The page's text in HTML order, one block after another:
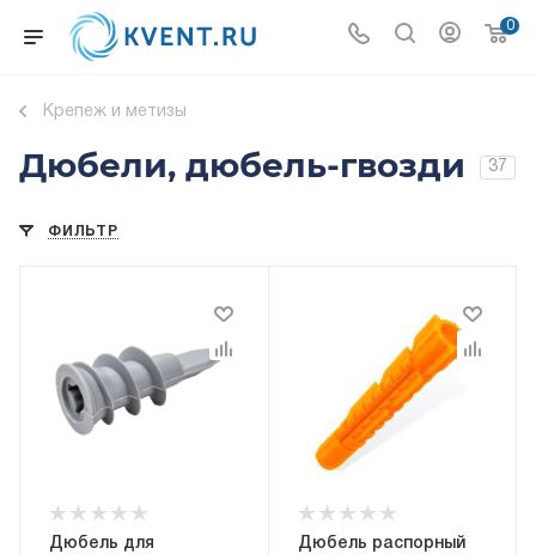
0
Крепеж и метизы
Дюбели, дюбель-гвозди 37
ФИЛЬТР
Дюбель для
Дюбель распорный